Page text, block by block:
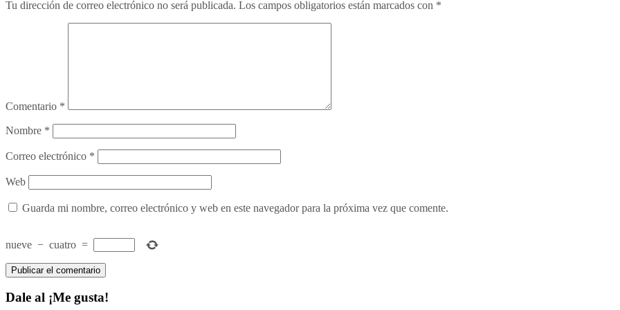
Tu dirección de correo electrónico no será publicada. Los campos obligatorios están marcados con *
Comentario *
Nombre *
Correo electrónico *
Web
Guarda mi nombre, correo electrónico y web en este navegador para la próxima vez que comente.
nueve − cuatro =
Dale al ¡Me gusta!